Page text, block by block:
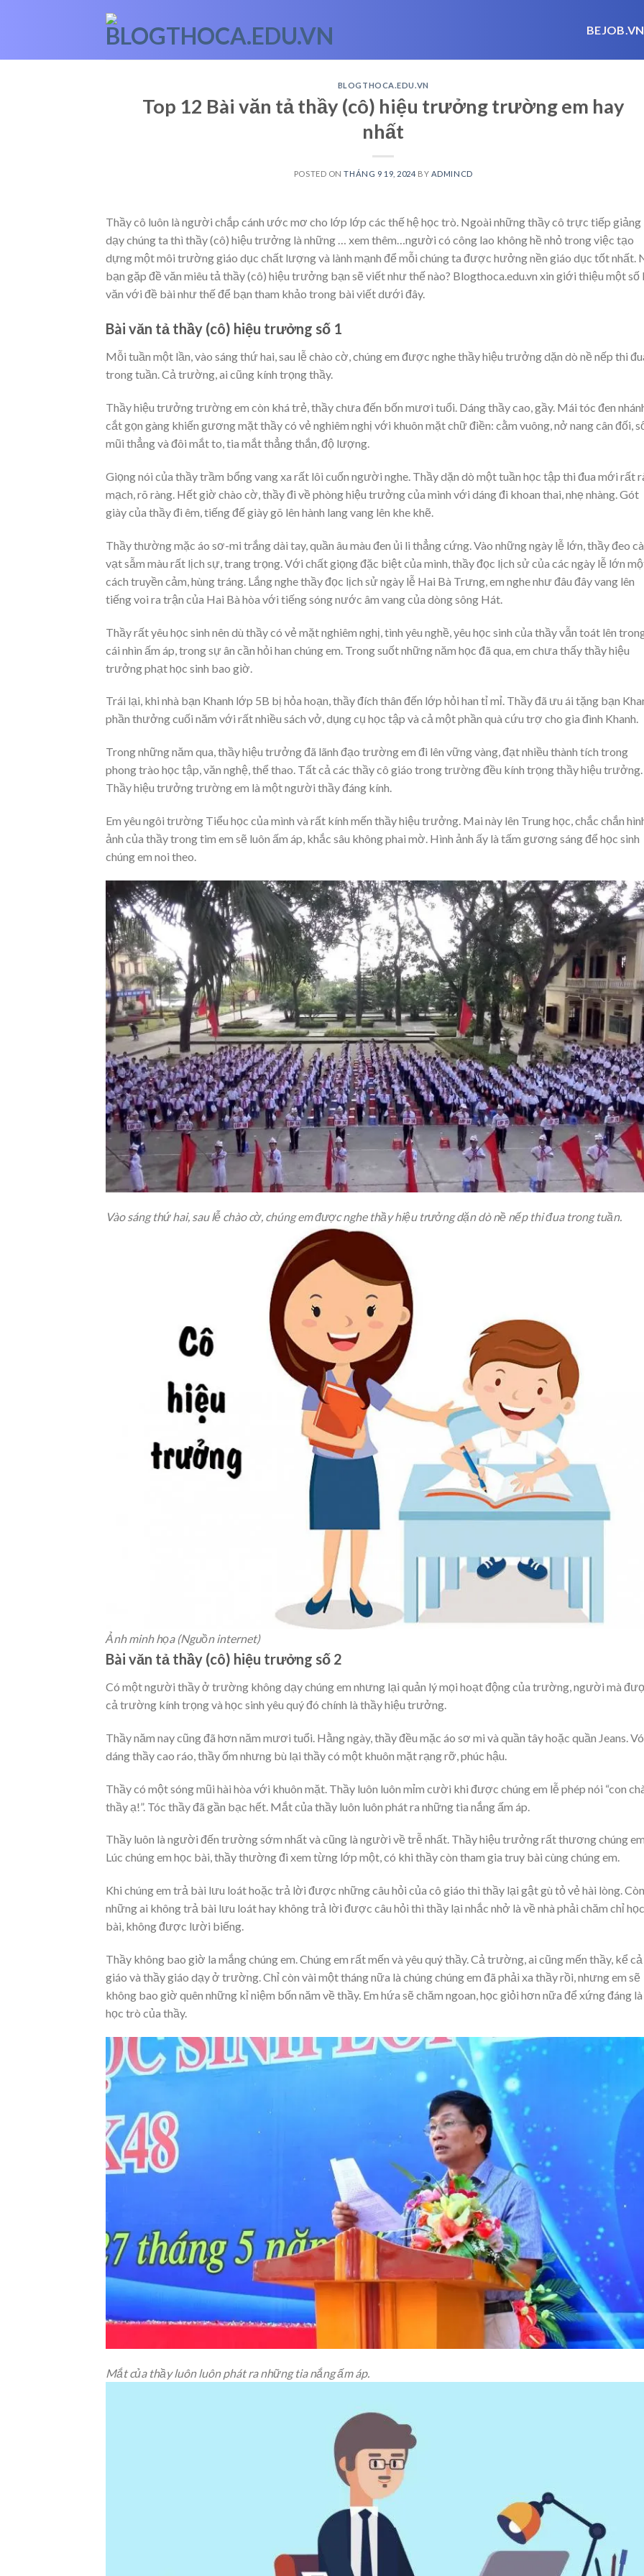
BEJOB.VN
BLOGTHOCA.EDU.VN
Top 12 Bài văn tả thầy (cô) hiệu trưởng trường em hay
nhất
POSTED ONTHÁNG 9 19, 2024 BY ADMINCD
Thầy cô luôn là người chắp cánh ước mơ cho lớp lớp các thế hệ học trò. Ngoài những thầy cô trực tiếp giảng
dạy chúng ta thì thầy (cô) hiệu trưởng là những
… xem thêm… người có công lao không hề nhỏ trong việc tạo
dựng một môi trường giáo dục chất lượng và lành mạnh để mỗi chúng ta được hưởng nền giáo dục tốt nhất.
bạn gặp đề văn miêu tả thầy (cô) hiệu trưởng bạn sẽ viết như thế nào? Blogthoca.edu.vn xin giới thiệu một số
văn với đề bài như thế để bạn tham khảo trong bài viết dưới đây.
Bài văn tả thầy (cô) hiệu trưởng số 1
Mỗi tuần một lần, vào sáng thứ hai, sau lễ chào cờ, chúng em được nghe thầy hiệu trưởng dặn dò nề nếp thi
trong tuần. Cả trường, ai cũng kính trọng thầy.
Thầy hiệu trưởng trường em còn khá trẻ, thầy chưa đến bốn mươi tuổi. Dáng thầy cao, gầy. Mái tóc đen
cắt gọn gàng khiến gương mặt thầy có vẻ nghiêm nghị với khuôn mặt chữ điền: cằm vuông, nở nang cân đối,
mũi thẳng và đôi mắt to, tia mắt thẳng thắn, độ lượng.
Giọng nói của thầy trầm bổng vang xa rất lôi cuốn người nghe. Thầy dặn dò một tuần học tập thi đua mới rất
mạch, rõ ràng. Hết giờ chào cờ, thầy đi về phòng hiệu trưởng của mình với dáng đi khoan thai, nhẹ nhàng. Gót
giày của thầy đi êm, tiếng đế giày gõ lên hành lang vang lên khe khẽ.
Thầy thường mặc áo sơ-mi trắng dài tay, quần âu màu đen ủi li thẳng cứng. Vào những ngày lễ lớn, thầy đeo
vạt sẫm màu rất lịch sự, trang trọng. Với chất giọng đặc biệt của mình, thầy đọc lịch sử của các ngày lễ lớn
cách truyền cảm, hùng tráng. Lắng nghe thầy đọc lịch sử ngày lễ Hai Bà Trưng, em nghe như đâu đây vang lên
tiếng voi ra trận của Hai Bà hòa với tiếng sóng nước âm vang của dòng sông Hát.
Thầy rất yêu học sinh nên dù thầy có vẻ mặt nghiêm nghị, tình yêu nghề, yêu học sinh của thầy vẫn toát lên
cái nhìn ấm áp, trong sự ân cần hỏi han chúng em. Trong suốt những năm học đã qua, em chưa thấy thầy hiệu
trưởng phạt học sinh bao giờ.
Trái lại, khi nhà bạn Khanh lớp 5B bị hỏa hoạn, thầy đích thân đến lớp hỏi han tỉ mỉ. Thầy đã ưu ái tặng bạn
phần thưởng cuối năm với rất nhiều sách vở, dụng cụ học tập và cả một phần quà cứu trợ cho gia đình Khanh.
Trong những năm qua, thầy hiệu trưởng đã lãnh đạo trường em đi lên vững vàng, đạt nhiều thành tích trong
phong trào học tập, văn nghệ, thể thao. Tất cả các thầy cô giáo trong trường đều kính trọng thầy hiệu trưởng.
Thầy hiệu trưởng trường em là một người thầy đáng kính.
Em yêu ngôi trường Tiểu học của mình và rất kính mến thầy hiệu trưởng. Mai này lên Trung học, chắc chắn
ảnh của thầy trong tim em sẽ luôn ấm áp, khắc sâu không phai mờ. Hình ảnh ấy là tấm gương sáng để học sinh
chúng em noi theo.
Vào sáng thứ hai, sau lễ chào cờ, chúng em được nghe thầy hiệu trưởng dặn dò nề nếp thi đua trong tuần.
Ảnh minh họa (Nguồn internet)
Bài văn tả thầy (cô) hiệu trưởng số 2
Có một người thầy ở trường không dạy chúng em nhưng lại quản lý mọi hoạt động của trường, người mà
cả trường kính trọng và học sinh yêu quý đó chính là thầy hiệu trưởng.
Thầy năm nay cũng đã hơn năm mươi tuổi. Hằng ngày, thầy đều mặc áo sơ mi và quần tây hoặc quần Jeans.
dáng thầy cao ráo, thầy ốm nhưng bù lại thầy có một khuôn mặt rạng rỡ, phúc hậu.
Thầy có một sóng mũi hài hòa với khuôn mặt. Thầy luôn luôn mỉm cười khi được chúng em lễ phép nói “con
thầy ạ!”. Tóc thầy đã gần bạc hết. Mắt của thầy luôn luôn phát ra những tia nắng ấm áp.
Thầy luôn là người đến trường sớm nhất và cũng là người về trễ nhất. Thầy hiệu trưởng rất thương chúng
Lúc chúng em học bài, thầy thường đi xem từng lớp một, có khi thầy còn tham gia truy bài cùng chúng em.
Khi chúng em trả bài lưu loát hoặc trả lời được những câu hỏi của cô giáo thì thầy lại gật gù tỏ vẻ hài lòng. Còn
những ai không trả bài lưu loát hay không trả lời được câu hỏi thì thầy lại nhắc nhở là về nhà phải chăm chỉ học
bài, không được lười biếng.
Thầy không bao giờ la mắng chúng em. Chúng em rất mến và yêu quý thầy. Cả trường, ai cũng mến thầy, kể
giáo và thầy giáo dạy ở trường. Chỉ còn vài một tháng nữa là chúng chúng em đã phải xa thầy rồi, nhưng em sẽ
không bao giờ quên những kỉ niệm bốn năm về thầy. Em hứa sẽ chăm ngoan, học giỏi hơn nữa để xứng đáng là
học trò của thầy.
Mắt của thầy luôn luôn phát ra những tia nắng ấm áp.